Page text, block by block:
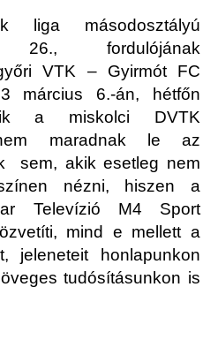
liga másodosztályú
26., fordulójának
VTK – Gyirmót FC
március 6.-án, hétfőn
a miskolci DVTK
maradnak le az
sem, akik esetleg nem
nézni, hiszen a
Televízió M4 Sport
mind e mellett a
jeleneteit honlapunkon
tudósításunkon is